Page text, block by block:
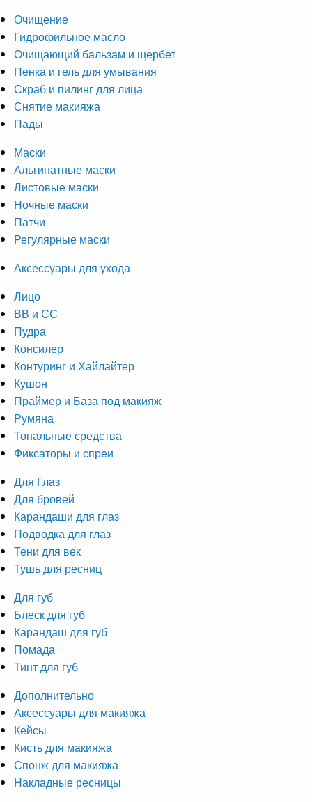
Очищение
Гидрофильное масло
Очищающий бальзам и щербет
Пенка и гель для умывания
Скраб и пилинг для лица
Снятие макияжа
Пады
Маски
Альгинатные маски
Листовые маски
Ночные маски
Патчи
Регулярные маски
Аксессуары для ухода
Лицо
ВВ и СС
Пудра
Консилер
Контуринг и Хайлайтер
Кушон
Праймер и База под макияж
Румяна
Тональные средства
Фиксаторы и спреи
Для Глаз
Для бровей
Карандаши для глаз
Подводка для глаз
Тени для век
Тушь для ресниц
Для губ
Блеск для губ
Карандаш для губ
Помада
Тинт для губ
Дополнительно
Аксессуары для макияжа
Кейсы
Кисть для макияжа
Спонж для макияжа
Накладные ресницы